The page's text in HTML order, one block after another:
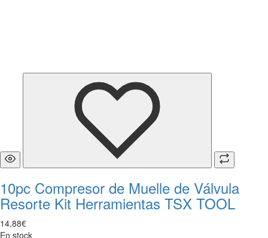
10pc Compresor de Muelle de Válvula
Resorte Kit Herramientas TSX TOOL
14,88€
En stock